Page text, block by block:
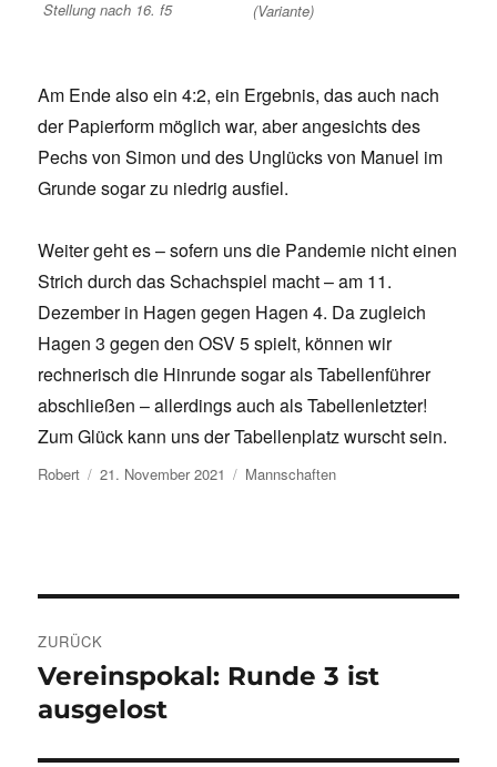
Stellung nach 16. f5 (Variante)
Am Ende also ein 4:2, ein Ergebnis, das auch nach
der Papierform möglich war, aber angesichts des
Pechs von Simon und des Unglücks von Manuel im
Grunde sogar zu niedrig ausfiel.
Weiter geht es – sofern uns die Pandemie nicht einen
Strich durch das Schachspiel macht – am 11.
Dezember in Hagen gegen Hagen 4. Da zugleich
Hagen 3 gegen den OSV 5 spielt, können wir
rechnerisch die Hinrunde sogar als Tabellenführer
abschließen – allerdings auch als Tabellenletzter!
Zum Glück kann uns der Tabellenplatz wurscht sein.
Autor
Robert Veröffentlicht
am
21. November 2021 Kategorien
Mannschaften
ZURÜCK
Vorheriger
Beitrag:
Vereinspokal: Runde 3 ist
ausgelost